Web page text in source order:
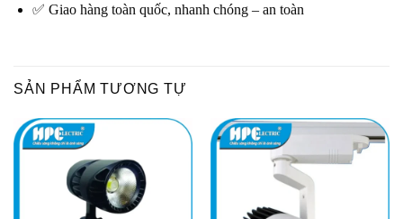
✅ Giao hàng toàn quốc, nhanh chóng – an toàn
SẢN PHẨM TƯƠNG TỰ